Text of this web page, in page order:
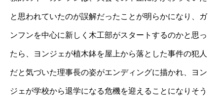
と思われていたのが誤解だったことが明らかになり、ガ
ンフンを中心に新しく木工部がスタートするのかと思っ
たら、ヨンジェが植木鉢を屋上から落とした事件の犯人
だと気づいた理事長の姿がエンディングに描かれ、ヨン
ジェが学校から退学になる危機を迎えることになりそう